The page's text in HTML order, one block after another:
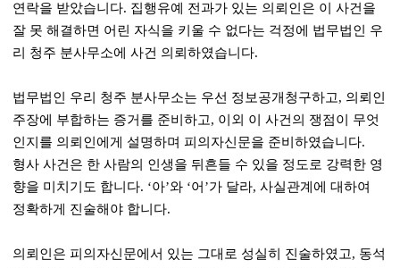
연락을 받았습니다. 집행유예 전과가 있는 의뢰인은 이 사건을
잘 못 해결하면 어린 자식을 키울 수 없다는 걱정에 법무법인 우
리 청주 분사무소에 사건 의뢰하였습니다.
법무법인 우리 청주 분사무소는 우선 정보공개청구하고, 의뢰인
주장에 부합하는 증거를 준비하고, 이외 이 사건의 쟁점이 무엇
인지를 의뢰인에게 설명하며 피의자신문을 준비하였습니다.
형사 사건은 한 사람의 인생을 뒤흔들 수 있을 정도로 강력한 영
향을 미치기도 합니다. ‘아’와 ‘어 ’가 달라,사실관계에 대하여
정확하게 진술해야 합니다.
의뢰인은 피의자신문에서 있는 그대로 성실히 진술하였고, 동석